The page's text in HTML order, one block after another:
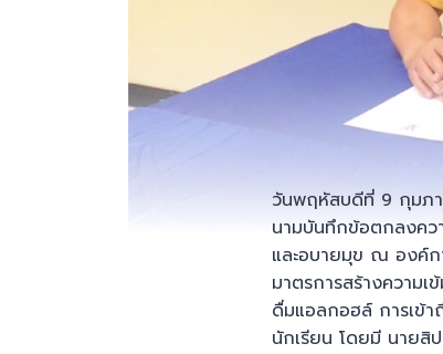
วันพฤหัสบดีที่ 9 กุมภา
นามบันทึกข้อตกลงคว
และอบายมุข ณ องค์ก
มาตรการสร้างความ
ดื่มแอลกอฮล์ การเข้า
นักเรียน โดยมี นายสิ